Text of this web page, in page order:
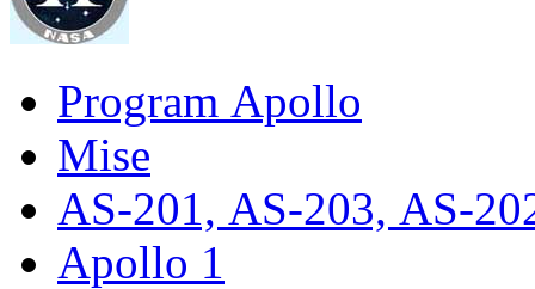
Program Apollo
Mise
AS-201, AS-203, AS-
Apollo 1